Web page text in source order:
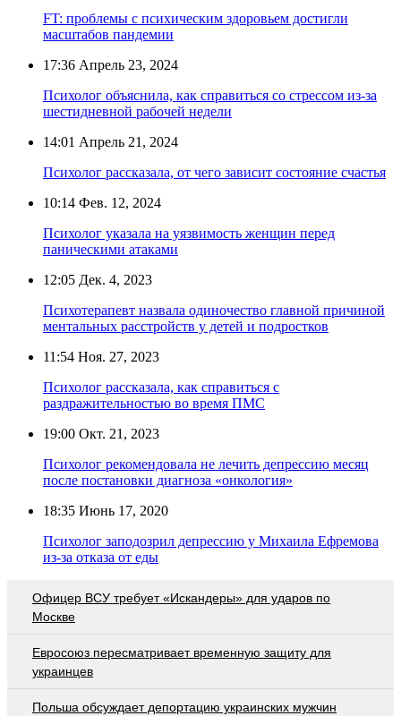
FT: проблемы с психическим здоровьем достигли
масштабов пандемии
17:36 Апрель 23, 2024
Психолог объяснила, как справиться со стрессом из-за
шестидневной рабочей недели
14:01 Апрель 21, 2024
Психолог рассказала, от чего зависит состояние счастья
10:14 Фев. 12, 2024
Психолог указала на уязвимость женщин перед
паническими атаками
12:05 Дек. 4, 2023
Психотерапевт назвала одиночество главной причиной
ментальных расстройств у детей и подростков
11:54 Ноя. 27, 2023
Психолог рассказала, как справиться с
раздражительностью во время ПМС
19:00 Окт. 21, 2023
Психолог рекомендовала не лечить депрессию месяц
после постановки диагноза «онкология»
18:35 Июнь 17, 2020
Психолог заподозрил депрессию у Михаила Ефремова
из-за отказа от еды
Офицер ВСУ требует «Искандеры» для ударов по
Москве
Евросоюз пересматривает временную защиту для
украинцев
Польша обсуждает депортацию украинских мужчин